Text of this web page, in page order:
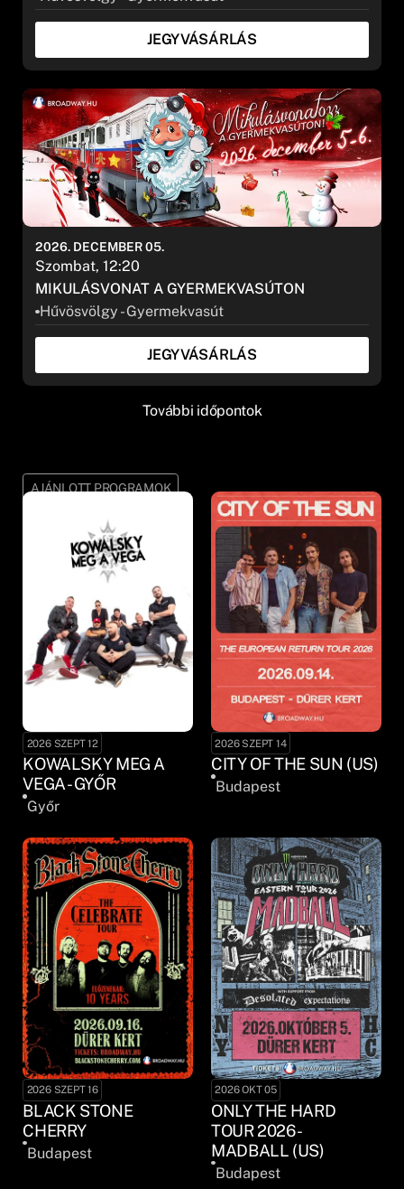
JEGYVÁSÁRLÁS
MIKULÁSVONAT A GYERMEKVASÚTON
Hűvösvölgy - Gyermekvasút
2026. DECEMBER 05.
Szombat, 12:20
JEGYVÁSÁRLÁS
További időpontok
AJÁNLOTT PROGRAMOK
2026 SZEPT 12
KOWALSKY MEG A
VEGA - GYŐR
Győr
2026 SZEPT 14
CITY OF THE SUN (US)
Budapest
2026 SZEPT 16
BLACK STONE
CHERRY
Budapest
2026 OKT 05
ONLY THE HARD
TOUR 2026 -
MADBALL (US)
Budapest